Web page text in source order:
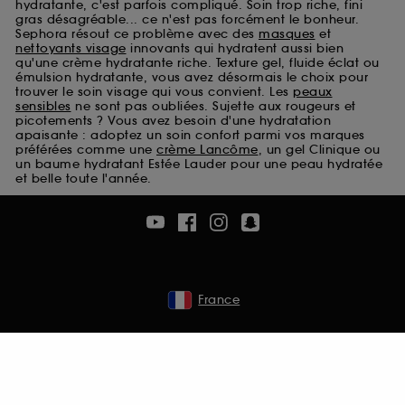
hydratante, c'est parfois compliqué. Soin trop riche, fini
gras désagréable... ce n'est pas forcément le bonheur.
Sephora résout ce problème avec des masques et
nettoyants visage innovants qui hydratent aussi bien
qu'une crème hydratante riche. Texture gel, fluide éclat ou
émulsion hydratante, vous avez désormais le choix pour
trouver le soin visage qui vous convient. Les peaux
sensibles ne sont pas oubliées. Sujette aux rougeurs et
picotements ? Vous avez besoin d'une hydratation
apaisante : adoptez un soin confort parmi vos marques
préférées comme une crème Lancôme, un gel Clinique ou
un baume hydratant Estée Lauder pour une peau hydratée
et belle toute l'année.
France
Cookies de sécurisation des paiements en ligne :
ils nous permettent de lutter notamment contre les
fraudes aux moyens de paiement et les
usurpations d’identité.
Cookies fonctionnels :il s’agit de cookies
permettant l’affichage et/ou la fourniture de
certaines fonctionnalités du site, tel que les
cookies d’authentification qui sont utilisés afin de
vous faire bénéficier de l’authentification
prolongée vous permettant d’accéder à votre
sans saisir à nouveau votre identifiant et mot de
A l'exception des cookies techniques, le dépôt et la
pouvez personnaliser vos choix concernant le dépôt